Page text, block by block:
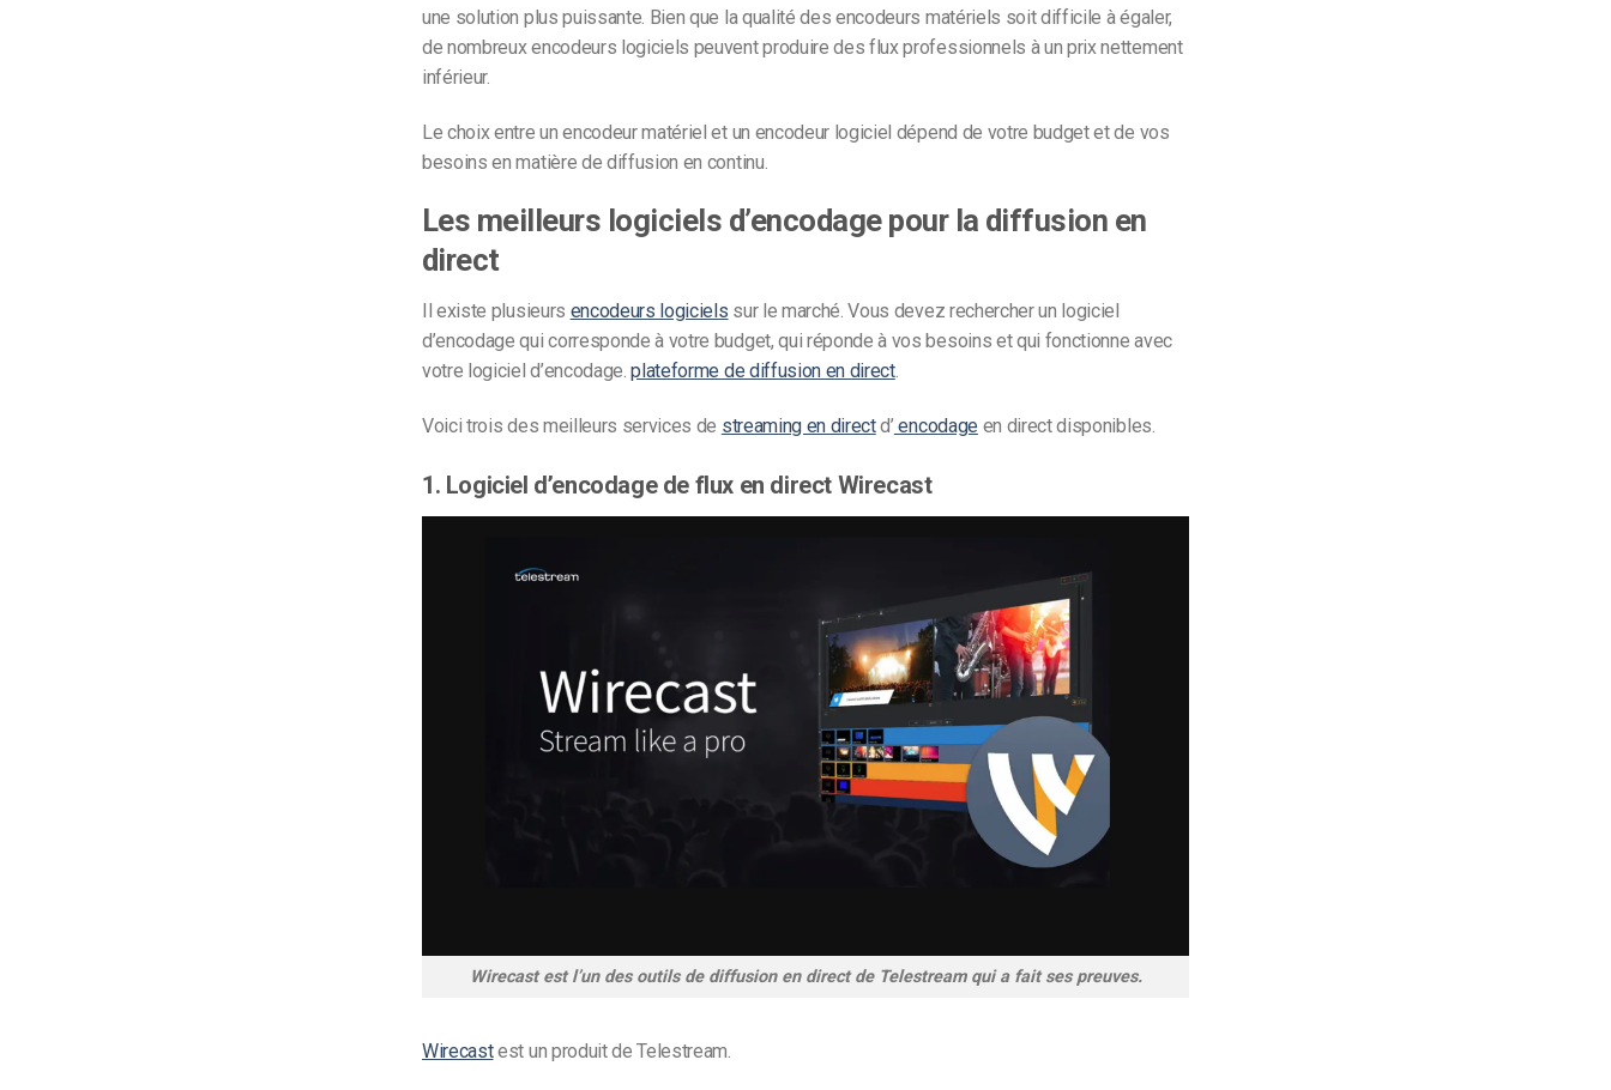
une solution plus puissante. Bien que la qualité des encodeurs matériels soit difficile à égaler,
de nombreux encodeurs logiciels peuvent produire des flux professionnels à un prix nettement
inférieur.
Le choix entre un encodeur matériel et un encodeur logiciel dépend de votre budget et de vos
besoins en matière de diffusion en continu.
Les meilleurs logiciels d’encodage pour la diffusion en
direct
Il existe plusieurs encodeurs logiciels sur le marché. Vous devez rechercher un logiciel
d’encodage qui corresponde à votre budget, qui réponde à vos besoins et qui fonctionne avec
votre logiciel d’encodage.plateforme de diffusion en direct.
Voici trois des meilleurs services de streaming en directd’ encodage en direct disponibles.
1. Logiciel d’encodage de flux en direct Wirecast
Wirecast est l’un des outils de diffusion en direct de Telestream qui a fait ses preuves.
Wirecastest un produit deTelestream